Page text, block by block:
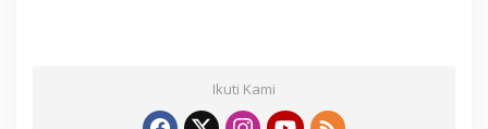
Ikuti Kami